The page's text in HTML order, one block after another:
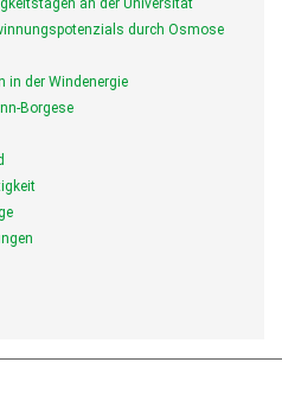
an der Universität
durch Osmose
in der Windenergie
Borgese